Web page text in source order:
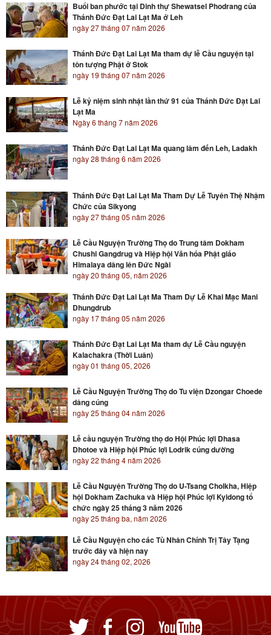
Buổi ban phước tại Dinh thự Shewatsel Phodrang của
Thánh Đức Đạt Lai Lạt Ma ở Leh
ngày 27 tháng 07 năm 2026
Thánh Đức Đạt Lai Lạt Ma tham dự lễ Cầu nguyện tại
tôn tượng Phật ở Stok
ngày 19 tháng 07 năm 2026
Lễ kỷ niệm sinh nhật lần thứ 91 của Thánh Đức Đạt Lai
Lạt Ma
Ngày 6 tháng 7 năm 2026
Thánh Đức Đạt Lai Lạt Ma quang lâm đến Leh, Ladakh
ngày 28 tháng 6 năm 2026
Thánh Đức Đạt Lai Lạt Ma Tham Dự Lễ Tuyên Thệ Nhậm
Chức của Sikyong
ngày 27 tháng 05 năm 2026
Lễ Cầu Nguyện Trường Thọ do Trung tâm Dokham
Chushi Gangdrug và Hiệp hội Văn hóa Phật giáo
Himalaya dâng lên Đức Ngài
ngày 20 tháng 05, năm 2026
Thánh Đức Đạt Lai Lạt Ma Tham Dự Lễ Khai Mạc Mani
Dhungdrub
ngày 17 tháng 05 năm 2026
Thánh Đức Đạt Lai Lạt Ma tham dự Lễ Cầu nguyện
Kalachakra (Thời Luân)
ngày 01 tháng 05, 2026
Lễ Cầu Nguyện Trường Thọ do Tu viện Dzongar Choede
dâng cúng
ngày 25 tháng 04 năm 2026
Lễ cầu nguyện Trường thọ do Hội Phúc lợi Dhasa
Dhotoe và Hiệp hội Phúc lợi Lodrik cúng dường
ngày 22 tháng 4 năm 2026
Lễ Cầu Nguyện Trường Thọ do U-Tsang Cholkha, Hiệp
hội Dokham Zachuka và Hiệp hội Phúc lợi Kyidong tổ
chức ngày 25 tháng 3 năm 2026
ngày 25 tháng ba, năm 2026
Lễ Cầu Nguyện cho các Tù Nhân Chính Trị Tây Tạng
trước đây và hiện nay
ngày 24 tháng 02, 2026